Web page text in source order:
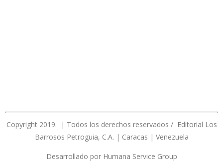
Copyright 2019. | Todos los derechos reservados / Editorial Los
Barrosos Petroguia, C.A. | Caracas | Venezuela
Desarrollado por Humana Service Group